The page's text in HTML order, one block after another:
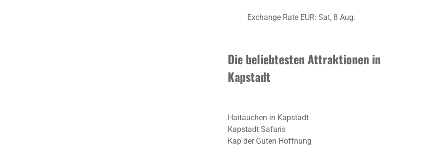
Exchange Rate EUR: Sat, 8 Aug.
Die beliebtesten Attraktionen in
Kapstadt
Haitauchen in Kapstadt
Kapstadt Safaris
Kap der Guten Hoffnung